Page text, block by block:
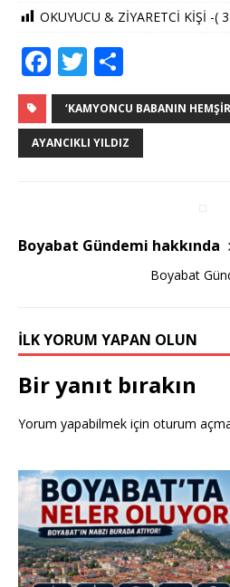
OKUYUCU & ZİYARETCİ KİŞİ -(
F
a
c
e
o
k
T
w
it
te
h
ar
e
‘KAMYONCU BABANIN
AYANCIKLI YILDIZ
Boyabat Gündemi hakkında
Boyabat
İLK YORUM YAPAN OLUN
Bir yanıt bırakın
Yorum yapabilmek için oturum